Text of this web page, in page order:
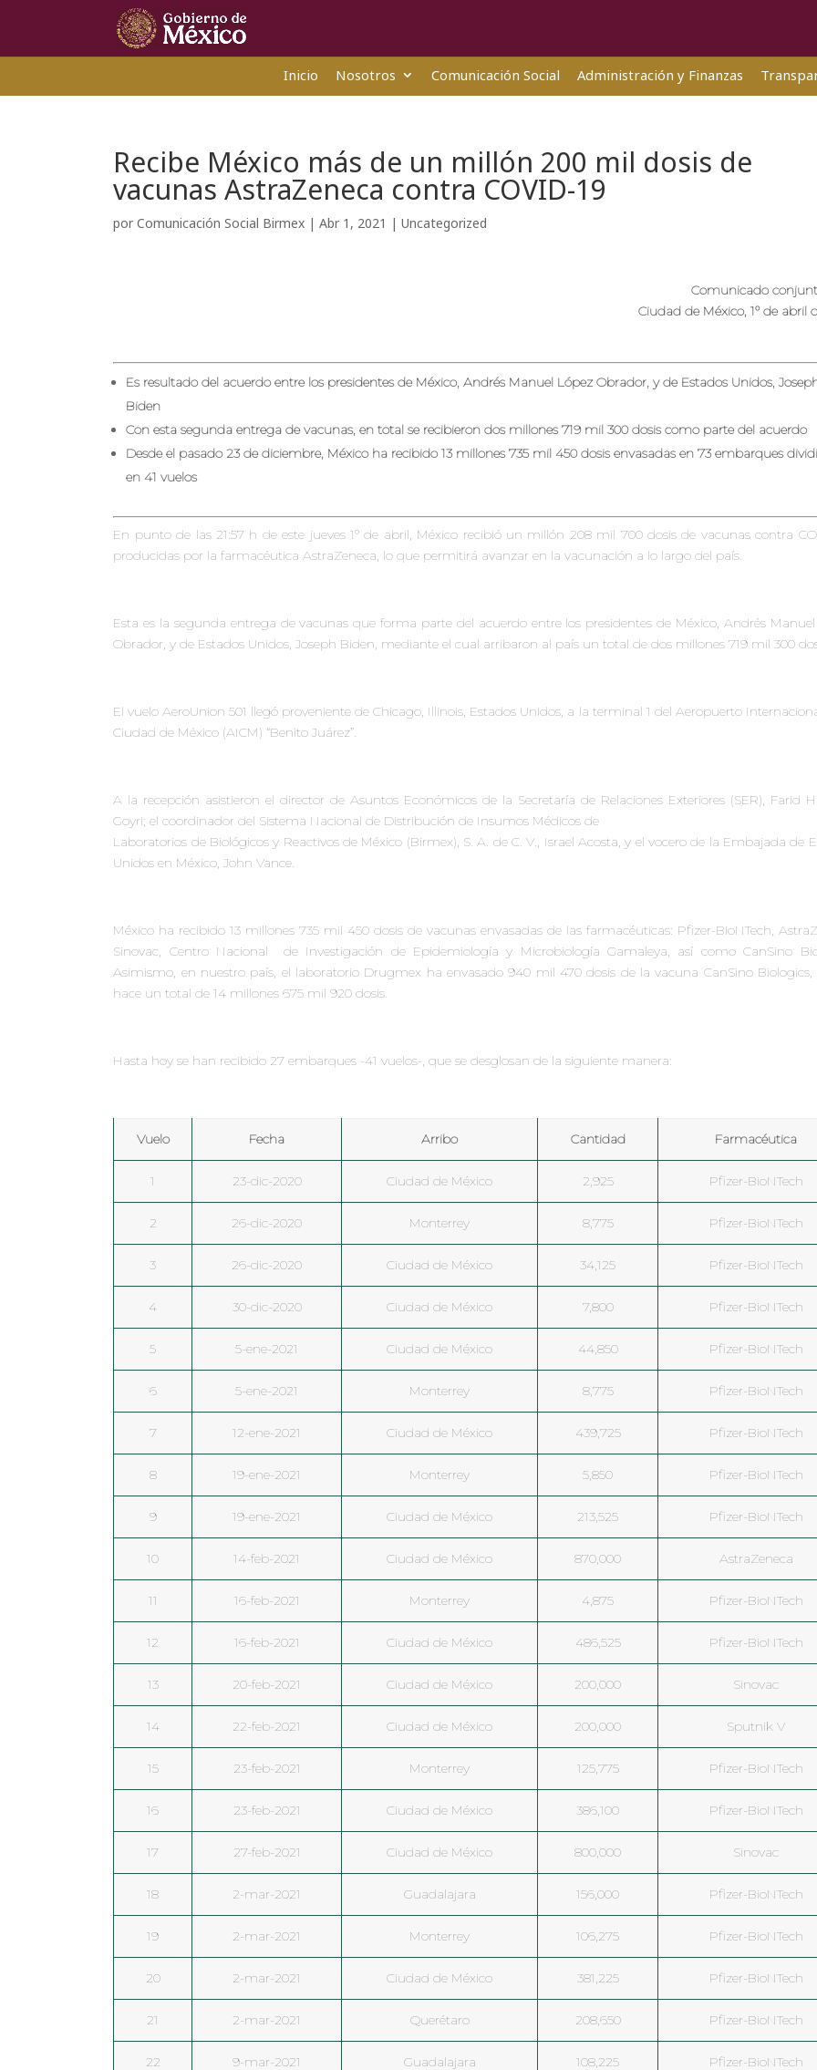
Inicio Nosotros Comunicación Social Administración y Finanzas
Recibe México más de un millón 200 mil dosis de
vacunas AstraZeneca contra COVID-19
porComunicación Social Birmex |Abr 1, 2021 |Uncategorized
Comunicado
Ciudad de México, 1º de abril
Es resultado del acuerdo entre los presidentes de México, Andrés Manuel López Obrador, y de Estados Unidos,
Biden
Con esta segunda entrega de vacunas, en total se recibieron dos millones 719 mil 300 dosis como parte del acuerdo
Desde el pasado 23 de diciembre, México ha recibido 13 millones 735 mil 450 dosis envasadas en 73 embarques
en 41 vuelos
En punto de las 21:57 h de este jueves 1º de abril, México recibió un millón 208 mil 700 dosis de vacunas contra
producidas por la farmacéutica AstraZeneca, lo que permitirá avanzar en la vacunación a lo largo del país.
Esta es la segunda entrega de vacunas que forma parte del acuerdo entre los presidentes de México, Andrés
Obrador, y de Estados Unidos, Joseph Biden, mediante el cual arribaron al país un total de dos millones 719 mil 300
El vuelo AeroUnion 501 llegó proveniente de Chicago, Illinois, Estados Unidos, a la terminal 1 del Aeropuerto
Ciudad de México (AICM) “Benito Juárez”.
A la recepción asistieron el director de Asuntos Económicos de la Secretaría de Relaciones Exteriores (SER), Farid
Goyri; el coordinador del Sistema Nacional de Distribución de Insumos Médicos de
Laboratorios de Biológicos y Reactivos de México (Birmex), S. A. de C. V., Israel Acosta, y el vocero de la Embajada de
Unidos en México, John Vance.
México ha recibido 13 millones 735 mil 450 dosis de vacunas envasadas de las farmacéuticas: Pfizer-BioNTech,
Sinovac, Centro Nacional de Investigación de Epidemiología y Microbiología Gamaleya, así como CanSino
Asimismo, en nuestro país, el laboratorio Drugmex ha envasado 940 mil 470 dosis de la vacuna CanSino
hace un total de 14 millones 675 mil 920 dosis.
Hasta hoy se han recibido 27 embarques -41 vuelos-, que se desglosan de la siguiente manera:
Vuelo Fecha Arribo Cantidad Farmacéutica
1 23-dic-2020 Ciudad de México 2,925 Pfizer-BioNTech
2 26-dic-2020 Monterrey 8,775 Pfizer-BioNTech
3 26-dic-2020 Ciudad de México 34,125 Pfizer-BioNTech
4 30-dic-2020 Ciudad de México 7,800 Pfizer-BioNTech
5 5-ene-2021 Ciudad de México 44,850 Pfizer-BioNTech
6 5-ene-2021 Monterrey 8,775 Pfizer-BioNTech
7 12-ene-2021 Ciudad de México 439,725 Pfizer-BioNTech
8 19-ene-2021 Monterrey 5,850 Pfizer-BioNTech
9 19-ene-2021 Ciudad de México 213,525 Pfizer-BioNTech
10 14-feb-2021 Ciudad de México 870,000 AstraZeneca
11 16-feb-2021 Monterrey 4,875 Pfizer-BioNTech
12 16-feb-2021 Ciudad de México 486,525 Pfizer-BioNTech
13 20-feb-2021 Ciudad de México 200,000 Sinovac
14 22-feb-2021 Ciudad de México 200,000 Sputnik V
15 23-feb-2021 Monterrey 125,775 Pfizer-BioNTech
16 23-feb-2021 Ciudad de México 386,100 Pfizer-BioNTech
17 27-feb-2021 Ciudad de México 800,000 Sinovac
18 2-mar-2021 Guadalajara 156,000 Pfizer-BioNTech
19 2-mar-2021 Monterrey 106,275 Pfizer-BioNTech
20 2-mar-2021 Ciudad de México 381,225 Pfizer-BioNTech
21 2-mar-2021 Querétaro 208,650 Pfizer-BioNTech
22 9-mar-2021 Guadalajara 108,225 Pfizer-BioNTech